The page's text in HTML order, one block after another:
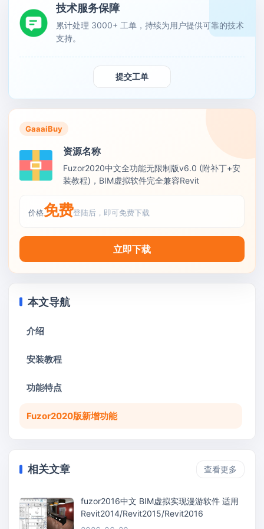
技术服务保障
累计处理 3000+ 工单，持续为用户提供可靠的技术
支持。
提交工单
GaaaiBuy
资源名称
Fuzor2020中文全功能无限制版v6.0 (附补丁+安
装教程)，BIM虚拟软件完全兼容Revit
价格免费登陆后，即可免费下载
立即下载
本文导航
介绍
安装教程
功能特点
Fuzor2020版新增功能
相关文章 查看更多
fuzor2016中文 BIM虚拟实现漫游软件 适用
Revit2014/Revit2015/Revit2016